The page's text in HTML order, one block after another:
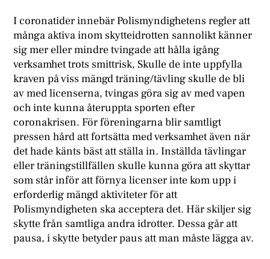
I coronatider innebär Polismyndighetens regler att
många aktiva inom skytteidrotten sannolikt känner
sig mer eller mindre tvingade att hålla igång
verksamhet trots smittrisk, Skulle de inte uppfylla
kraven på viss mängd träning/tävling skulle de bli
av med licenserna, tvingas göra sig av med vapen
och inte kunna återuppta sporten efter
coronakrisen. För föreningarna blir samtligt
pressen hård att fortsätta med verksamhet även när
det hade känts bäst att ställa in. Inställda tävlingar
eller träningstillfällen skulle kunna göra att skyttar
som står inför att förnya licenser inte kom upp i
erforderlig mängd aktiviteter för att
Polismyndigheten ska acceptera det. Här skiljer sig
skytte från samtliga andra idrotter. Dessa går att
pausa, i skytte betyder paus att man måste lägga av.